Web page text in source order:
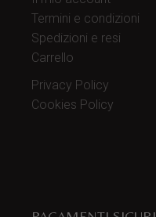
Termini e condizioni
Spedizioni e resi
Carrello
Privacy Policy
Cookies Policy